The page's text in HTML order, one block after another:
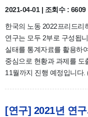
2021-04-01 | 조회수 : 6609
한국의 노동 2022프리드리
연구는 모두 2부로 구성됩
실태를 통계자료를 활용하
중심으로 현황과 과제를 도
11월까지 진행 예정입니다
[연구] 2021년 연